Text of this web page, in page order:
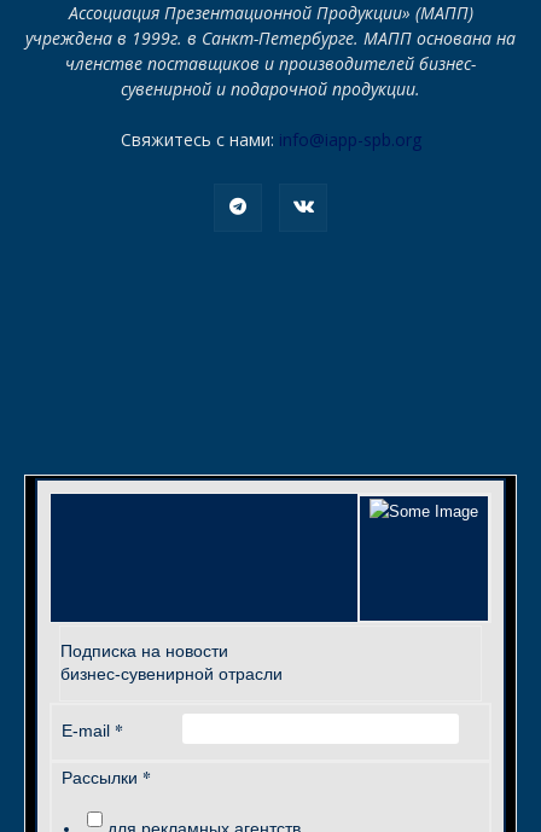
Ассоциация Презентационной Продукции» (МАПП)
учреждена в 1999г. в Санкт-Петербурге. МАПП основана на
членстве поставщиков и производителей бизнес-
сувенирной и подарочной продукции.
Свяжитесь с нами: info@iapp-spb.org
Подписка на новости
бизнес-сувенирной отрасли
E-mail *
Рассылки *